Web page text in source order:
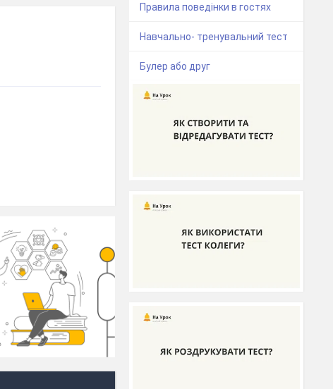
Правила поведінки в гостях
Навчально- тренувальний тест
Булер або друг